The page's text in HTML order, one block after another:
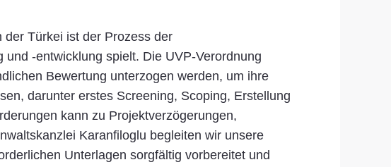
Türkei ist der Prozess der
-entwicklung spielt. Die UVP-Verordnung
Bewertung unterzogen werden, um ihre
darunter erstes Screening, Scoping, Erstellung
kann zu Projektverzögerungen,
Karanfiloglu begleiten wir unsere
Unterlagen sorgfältig vorbereitet und